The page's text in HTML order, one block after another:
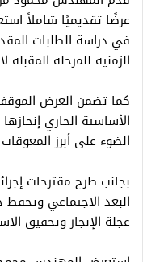
عرضًا تقديميًا شاملاً
في دراسة الطلبات
الزمنية للمرحلة
كما تضمن العرض الموقف
الأساسية الجاري
الضوء على أبرز
بجانب طرح مقترحات
البعد الاجتماعي
عجلة الإنجاز وتحقيق